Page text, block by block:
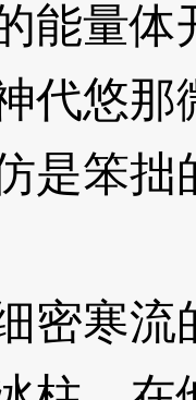
量体
代悠那
笨拙
寒流